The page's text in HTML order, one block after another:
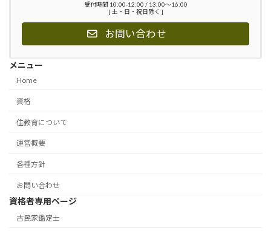
受付時間 10:00-12:00 / 13:00〜16:00
[ 土・日・祝日除く ]
お問い合わせ
メニュー
Home
資格
住教育について
運営概要
各種方針
お問い合わせ
資格者専用ページ
古民家鑑定士